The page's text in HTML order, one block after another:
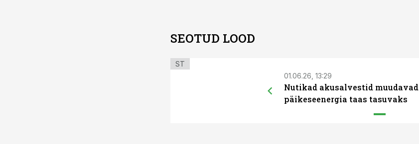
SEOTUD LOOD
ST
01.06.26, 13:29
Nutikad akusalvestid muudavad
päikeseenergia taas tasuvaks